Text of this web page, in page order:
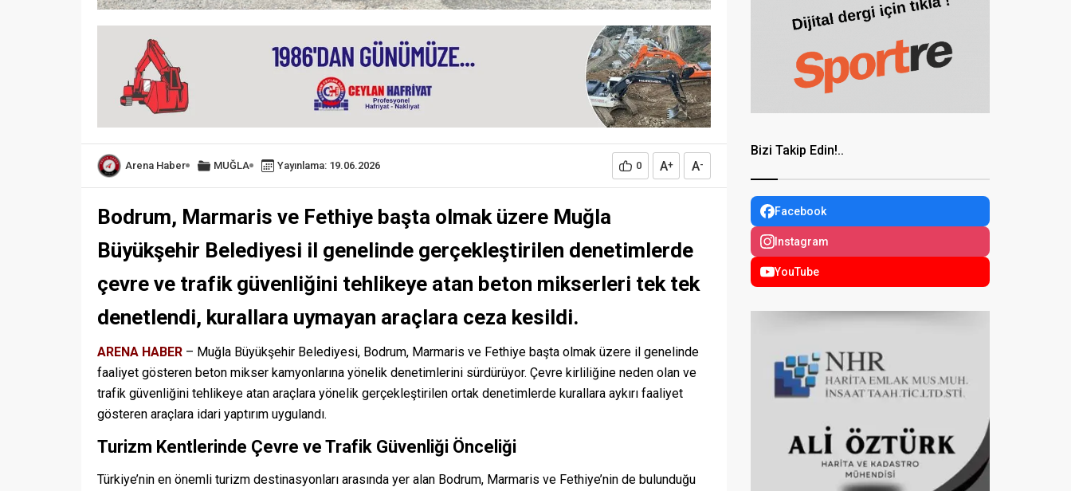
Arena Haber MUĞLA Yayınlama: 19.06.2026 0 A+ A-
Bodrum, Marmaris ve Fethiye başta olmak üzere Muğla
Büyükşehir Belediyesi il genelinde gerçekleştirilen denetimlerde
çevre ve trafik güvenliğini tehlikeye atan beton mikserleri tek tek
denetlendi, kurallara uymayan araçlara ceza kesildi.
ARENA HABER – Muğla Büyükşehir Belediyesi, Bodrum, Marmaris ve Fethiye başta olmak üzere il genelinde
faaliyet gösteren beton mikser kamyonlarına yönelik denetimlerini sürdürüyor. Çevre kirliliğine neden olan ve
trafik güvenliğini tehlikeye atan araçlara yönelik gerçekleştirilen ortak denetimlerde kurallara aykırı faaliyet
gösteren araçlara idari yaptırım uygulandı.
Turizm Kentlerinde Çevre ve Trafik Güvenliği Önceliği
Türkiye’nin en önemli turizm destinasyonları arasında yer alan Bodrum, Marmaris ve Fethiye’nin de bulunduğu
Bizi Takip Edin!..
Facebook
Instagram
YouTube